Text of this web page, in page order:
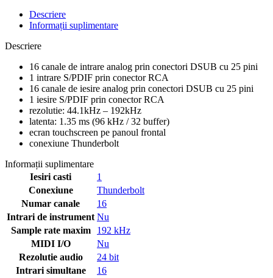
Descriere
Informații suplimentare
Descriere
16 canale de intrare analog prin conectori DSUB cu 25 pini
1 intrare S/PDIF prin conector RCA
16 canale de iesire analog prin conectori DSUB cu 25 pini
1 iesire S/PDIF prin conector RCA
rezolutie: 44.1kHz – 192kHz
latenta: 1.35 ms (96 kHz / 32 buffer)
ecran touchscreen pe panoul frontal
conexiune Thunderbolt
Informații suplimentare
Iesiri casti
1
Conexiune
Thunderbolt
Numar canale
16
Intrari de instrument Nu
Sample rate maxim
192 kHz
MIDI I/O
Nu
Rezolutie audio
24 bit
Intrari simultane
16